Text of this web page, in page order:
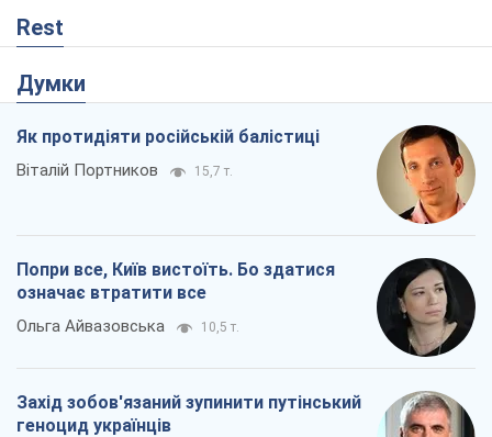
Rest
Думки
Як протидіяти російській балістиці
Віталій Портников 15,7 т.
Попри все, Київ вистоїть. Бо здатися
означає втратити все
Ольга Айвазовська 10,5 т.
Захід зобов'язаний зупинити путінський
геноцид українців